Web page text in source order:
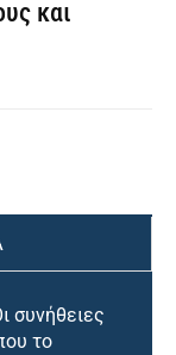
και
συνήθειες
το